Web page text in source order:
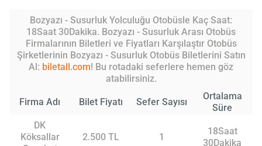
Bozyazı - Susurluk Yolculuğu Otobüsle Kaç Saat:
18Saat 30Dakika. Bozyazı - Susurluk Arası Otobüs
Firmalarının Biletleri ve Fiyatları Karşılaştır Otobüs
Şirketlerinin Bozyazı - Susurluk Otobüs Biletlerini Satın
Al: biletall.com! Bu rotadaki seferlere hemen göz
atabilirsiniz.
Firma Adı Bilet Fiyatı Sefer Sayısı
Ortalama
Süre
DK
Köksallar
2.500 TL 1
18Saat
30Dakika